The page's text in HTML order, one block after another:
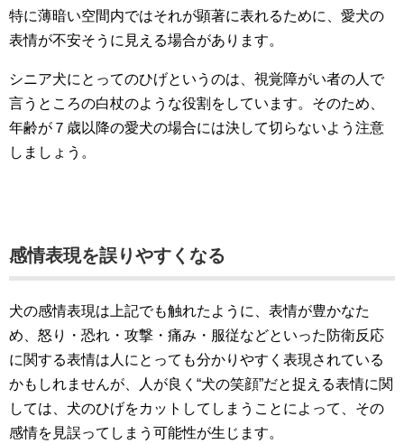
特に薄暗い空間内ではそれが顕著に表れるために、愛犬の
表情が不安そうに見える場合があります。
シニア犬にとってのひげというのは、視覚障がい者の人で
言うところの白杖のような役割をしています。そのため、
年齢が７歳以降の愛犬の場合には決して切らないよう注意
しましょう。
感情表現を誤りやすくなる
犬の感情表現は上記でも触れたように、表情が豊かなた
め、怒り・恐れ・攻撃・痛み・服従などといった防衛反応
に関する表情は人にとっても分かりやすく表現されている
かもしれませんが、人が良く“犬の笑顔”だと捉える表情に関
しては、犬のひげをカットしてしまうことによって、その
感情を見誤ってしまう可能性が生じます。